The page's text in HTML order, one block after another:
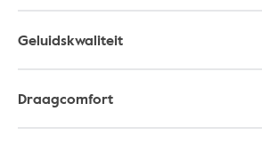
Geluidskwaliteit
Draagcomfort